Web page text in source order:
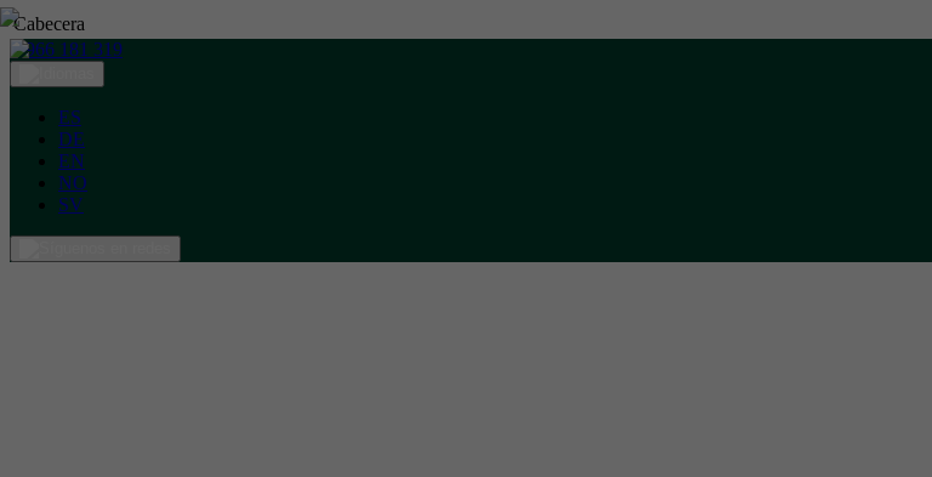
Cabecera
966 181 319
ES
DE
EN
NO
SV